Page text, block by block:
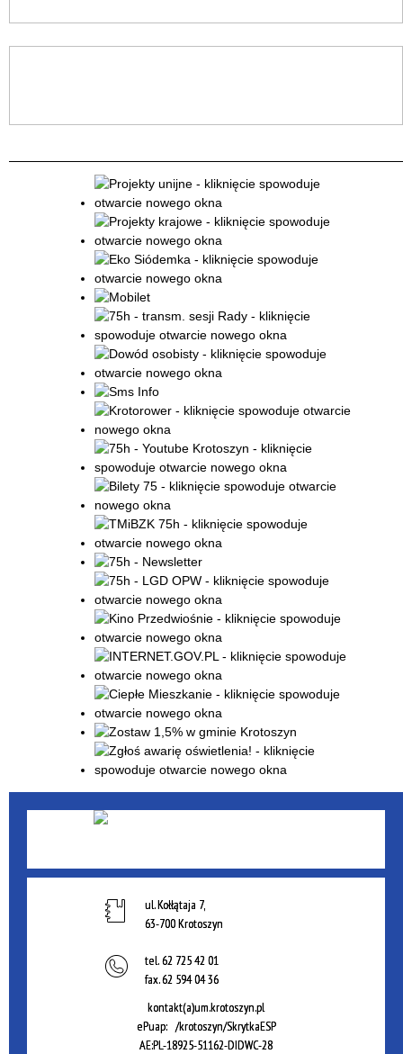
ul. Kołłątaja 7,
63-700 Krotoszyn
tel.62 725 42 01
fax.62 594 04 36
kontakt(a)um.krotoszyn.pl
ePuap: /krotoszyn/SkrytkaESP
AE:PL-18925-51162-DIDWC-28